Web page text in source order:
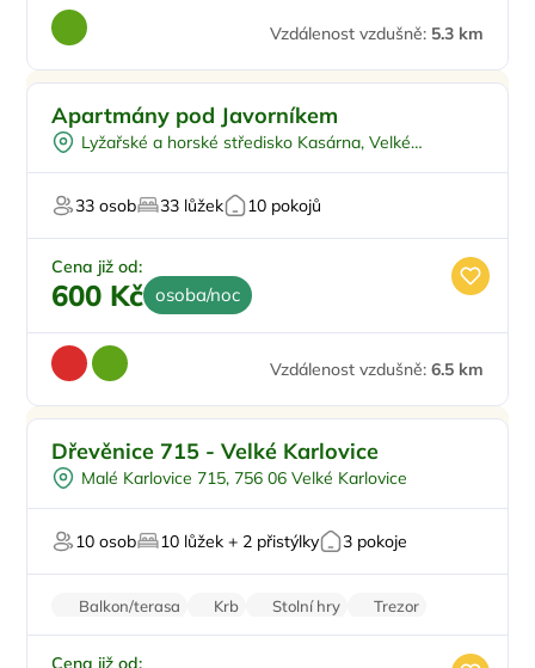
Vzdálenost vzdušně: 5.3 km
Apartmány pod Javorníkem
Lyžařské a horské středisko Kasárna, Velké
33 osob
33 lůžek 10 pokojů
Cena již od:
600 Kč osoba/noc
Vzdálenost vzdušně: 6.5 km
Venkovní bazén
Hlídání dětí
Dřevěnice 715 - Velké Karlovice
Malé Karlovice 715, 756 06 Velké Karlovice
10 osob 10 lůžek + 2 přistýlky 3 pokoje
Balkon/terasa Krb Stolní hry
Trezor
Pračka
Cena již od: